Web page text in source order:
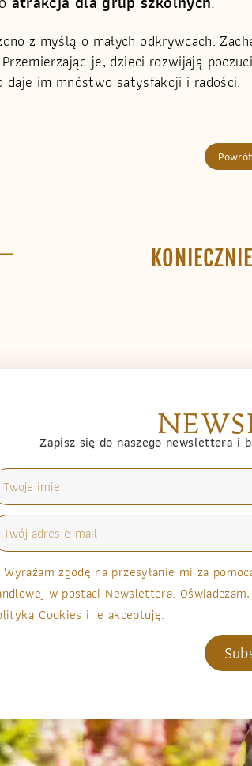
z myślą o małych odkrywcach.
je, dzieci rozwijają
daje im mnóstwo satysfakcji i radości.
Zapisz się do naszego newslettera i
Wyrażam zgodę na przesyłanie mi za
w postaci Newslettera.
Cookies i je akceptuję.